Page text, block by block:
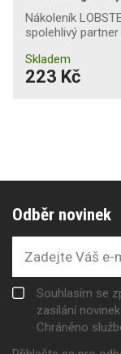
Nákoleník
spolehlivý partner
Skladem
223 Kč
Odběr novinek
Souhlasím se
zasílání novinek
Chráněno